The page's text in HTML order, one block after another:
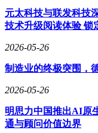
元太科技与联发科技
技术升级阅读体验 锁
2026-05-26
制造业的终极突围，
2026-05-26
明思力中国推出AI原
通与顾问价值边界